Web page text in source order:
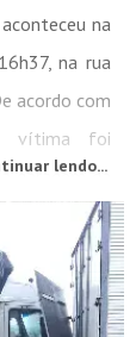
na
na rua
acordo com
vítima foi
garagem da
que caiu de
lendo...